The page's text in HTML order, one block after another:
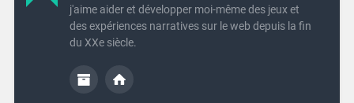
j'aime aider et développer moi-même des jeux et
des expériences narratives sur le web depuis la fin
du XXe siècle.